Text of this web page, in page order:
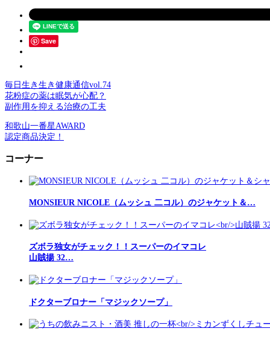
Save
毎日生き生き健康通信vol.74
花粉症の薬は眠気が心配？
副作用を抑える治療の工夫
和歌山一番星AWARD
認定商品決定！
コーナー
MONSIEUR NICOLE（ムッシュ 二コル）のジャケット＆…
ズボラ独女がチェック！！スーパーのイマコレ
山賊揚 32…
ドクターブロナー「マジックソープ」